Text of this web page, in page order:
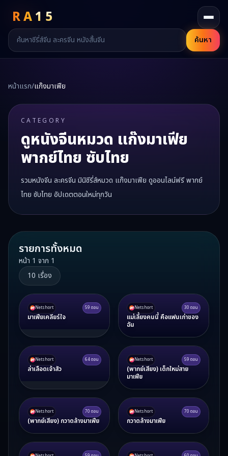
RA15
ค้นหา
หน้าแรก/แก๊งมาเฟีย
CATEGORY
ดูหนังจีนหมวด แก๊งมาเฟีย
พากย์ไทย ซับไทย
รวมหนังจีน ละครจีน มินิซีรี่ส์หมวด แก๊งมาเฟีย ดูออนไลน์ฟรี พากย์
ไทย ซับไทย อัปเดตตอนใหม่ทุกวัน
รายการทั้งหมด
หน้า 1 จาก 1
10 เรื่อง
Netshort 59 ตอน
มาเฟียเคลียร์ใจ
Netshort 30 ตอน
แม่เลี้ยงคนนี้ คือแฟนเก่าของ
ฉัน
Netshort 64ตอน
ล่าเลือดเจ้าสัว
Netshort 59 ตอน
(พากย์เสียง) เด็กใหม่สาย
มาเฟีย
Netshort 70 ตอน
(พากย์เสียง) กวาดล้างมาเฟีย
Netshort 70 ตอน
กวาดล้างมาเฟีย